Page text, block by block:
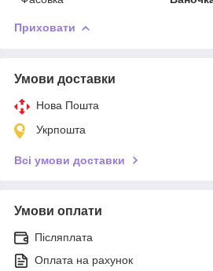
Приховати
Умови доставки
Нова Пошта
Укрпошта
Всі умови доставки
Умови оплати
Післяплата
Оплата на рахунок